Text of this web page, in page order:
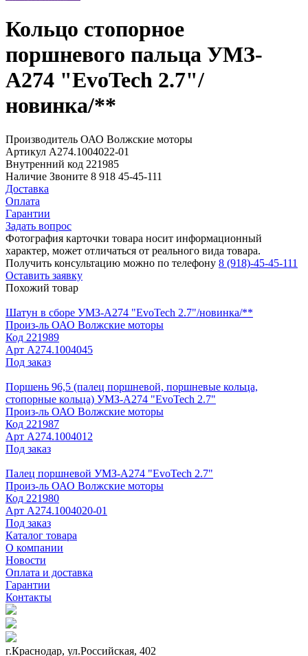
Кольцо стопорное
поршневого пальца УМЗ-
А274 "EvoTech 2.7"/
новинка/**
Производитель ОАО Волжские моторы
Артикул А274.1004022-01
Внутренний код 221985
Наличие Звоните 8 918 45-45-111
Доставка
Оплата
Гарантии
Задать вопрос
Фотография карточки товара носит информационный
характер, может отличаться от реального вида товара.
Получить консультацию можно по телефону 8 (918)-45-45-111
Оставить заявку
Похожий товар
Шатун в сборе УМЗ-А274 "EvoTech 2.7"/новинка/**
Произ-ль ОАО Волжские моторы
Код 221989
Арт А274.1004045
Под заказ
Поршень 96,5 (палец поршневой, поршневые кольца,
стопорные кольца) УМЗ-А274 "EvoTech 2.7"
Произ-ль ОАО Волжские моторы
Код 221987
Арт А274.1004012
Под заказ
Палец поршневой УМЗ-А274 "EvoTech 2.7"
Произ-ль ОАО Волжские моторы
Код 221980
Арт А274.1004020-01
Под заказ
Каталог товара
О компании
Новости
Оплата и доставка
Гарантии
Контакты
г.Краснодар, ул.Российская, 402